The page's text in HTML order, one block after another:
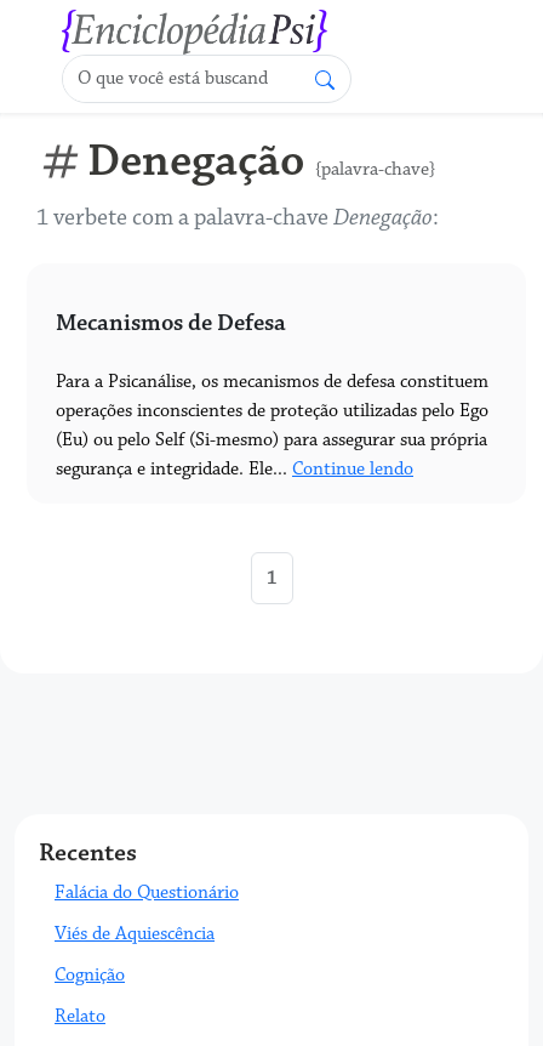
Denegação {palavra-chave}
1 verbete com a palavra-chave Denegação:
Mecanismos de Defesa
Para a Psicanálise, os mecanismos de defesa constituem
operações inconscientes de proteção utilizadas pelo Ego
(Eu) ou pelo Self (Si-mesmo) para assegurar sua própria
segurança e integridade. Ele... Continue lendo
1
Recentes
Falácia do Questionário
Viés de Aquiescência
Cognição
Relato